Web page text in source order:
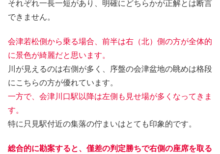
それぞれ一長一短があり、明確にどちらかが正解とは断言
できません。
会津若松側から乗る場合、前半は右 （北） 側の方が全体的
に景色が綺麗だと思います。
川が見えるのは右側が多く、序盤の会津盆地の眺めは格段
にこちらの方が優れています。
一方で、会津川口駅以降は左側も見せ場が多くなってきま
す。
特に只見駅付近の集落の佇まいはとても印象的です。
総合的に勘案すると、僅差の判定勝ちで右側の座席を取る